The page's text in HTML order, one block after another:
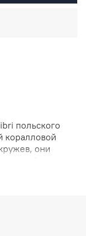
польского
коралловой
они
придаст